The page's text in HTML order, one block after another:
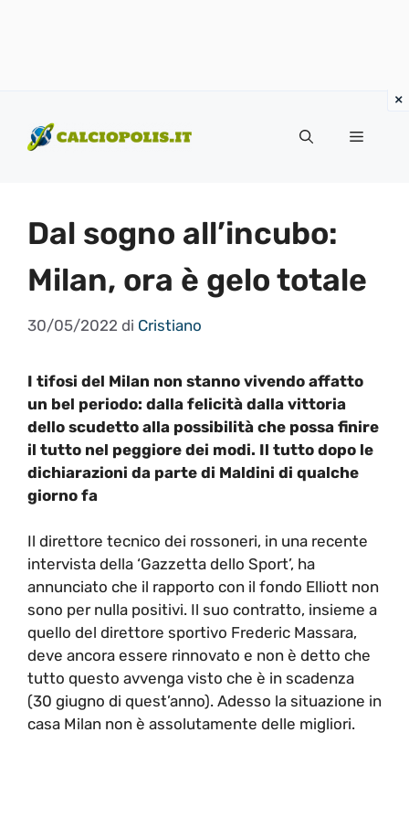
contenuto
Menu
Dal sogno all’incubo:
Milan, ora è gelo totale
30/05/2022 di Cristiano
I tifosi del Milan non stanno vivendo affatto
un bel periodo: dalla felicità dalla vittoria
dello scudetto alla possibilità che possa finire
il tutto nel peggiore dei modi. Il tutto dopo le
dichiarazioni da parte di Maldini di qualche
giorno fa
Il direttore tecnico dei rossoneri, in una recente
intervista della ‘Gazzetta dello Sport’, ha
annunciato che il rapporto con il fondo Elliott non
sono per nulla positivi. Il suo contratto, insieme a
quello del direttore sportivo Frederic Massara,
deve ancora essere rinnovato e non è detto che
tutto questo avvenga visto che è in scadenza
(30 giugno di quest’anno). Adesso la situazione in
casa Milan non è assolutamente delle migliori.